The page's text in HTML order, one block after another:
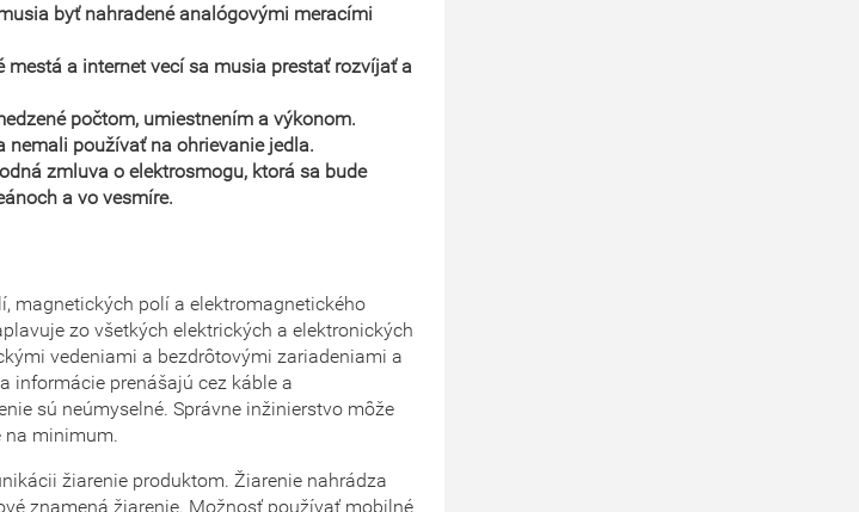
byť nahradené analógovými meracími
mestá a internet vecí sa musia prestať rozvíjať a
počtom, umiestnením a výkonom.
nemali používať na ohrievanie jedla.
zmluva o elektrosmogu, ktorá sa bude
a vo vesmíre.
magnetických polí a elektromagnetického
zo všetkých elektrických a elektronických
vedeniami a bezdrôtovými zariadeniami a
informácie prenášajú cez káble a
sú neúmyselné. Správne inžinierstvo môže
na minimum.
žiarenie produktom. Žiarenie nahrádza
znamená žiarenie. Možnosť používať mobilné